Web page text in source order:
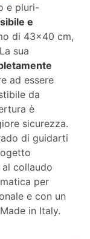
e pluri-
e
di 43x40 cm,
sua
ad essere
da
è
sicurezza.
di guidarti
al collaudo
per
e con un
in Italy.